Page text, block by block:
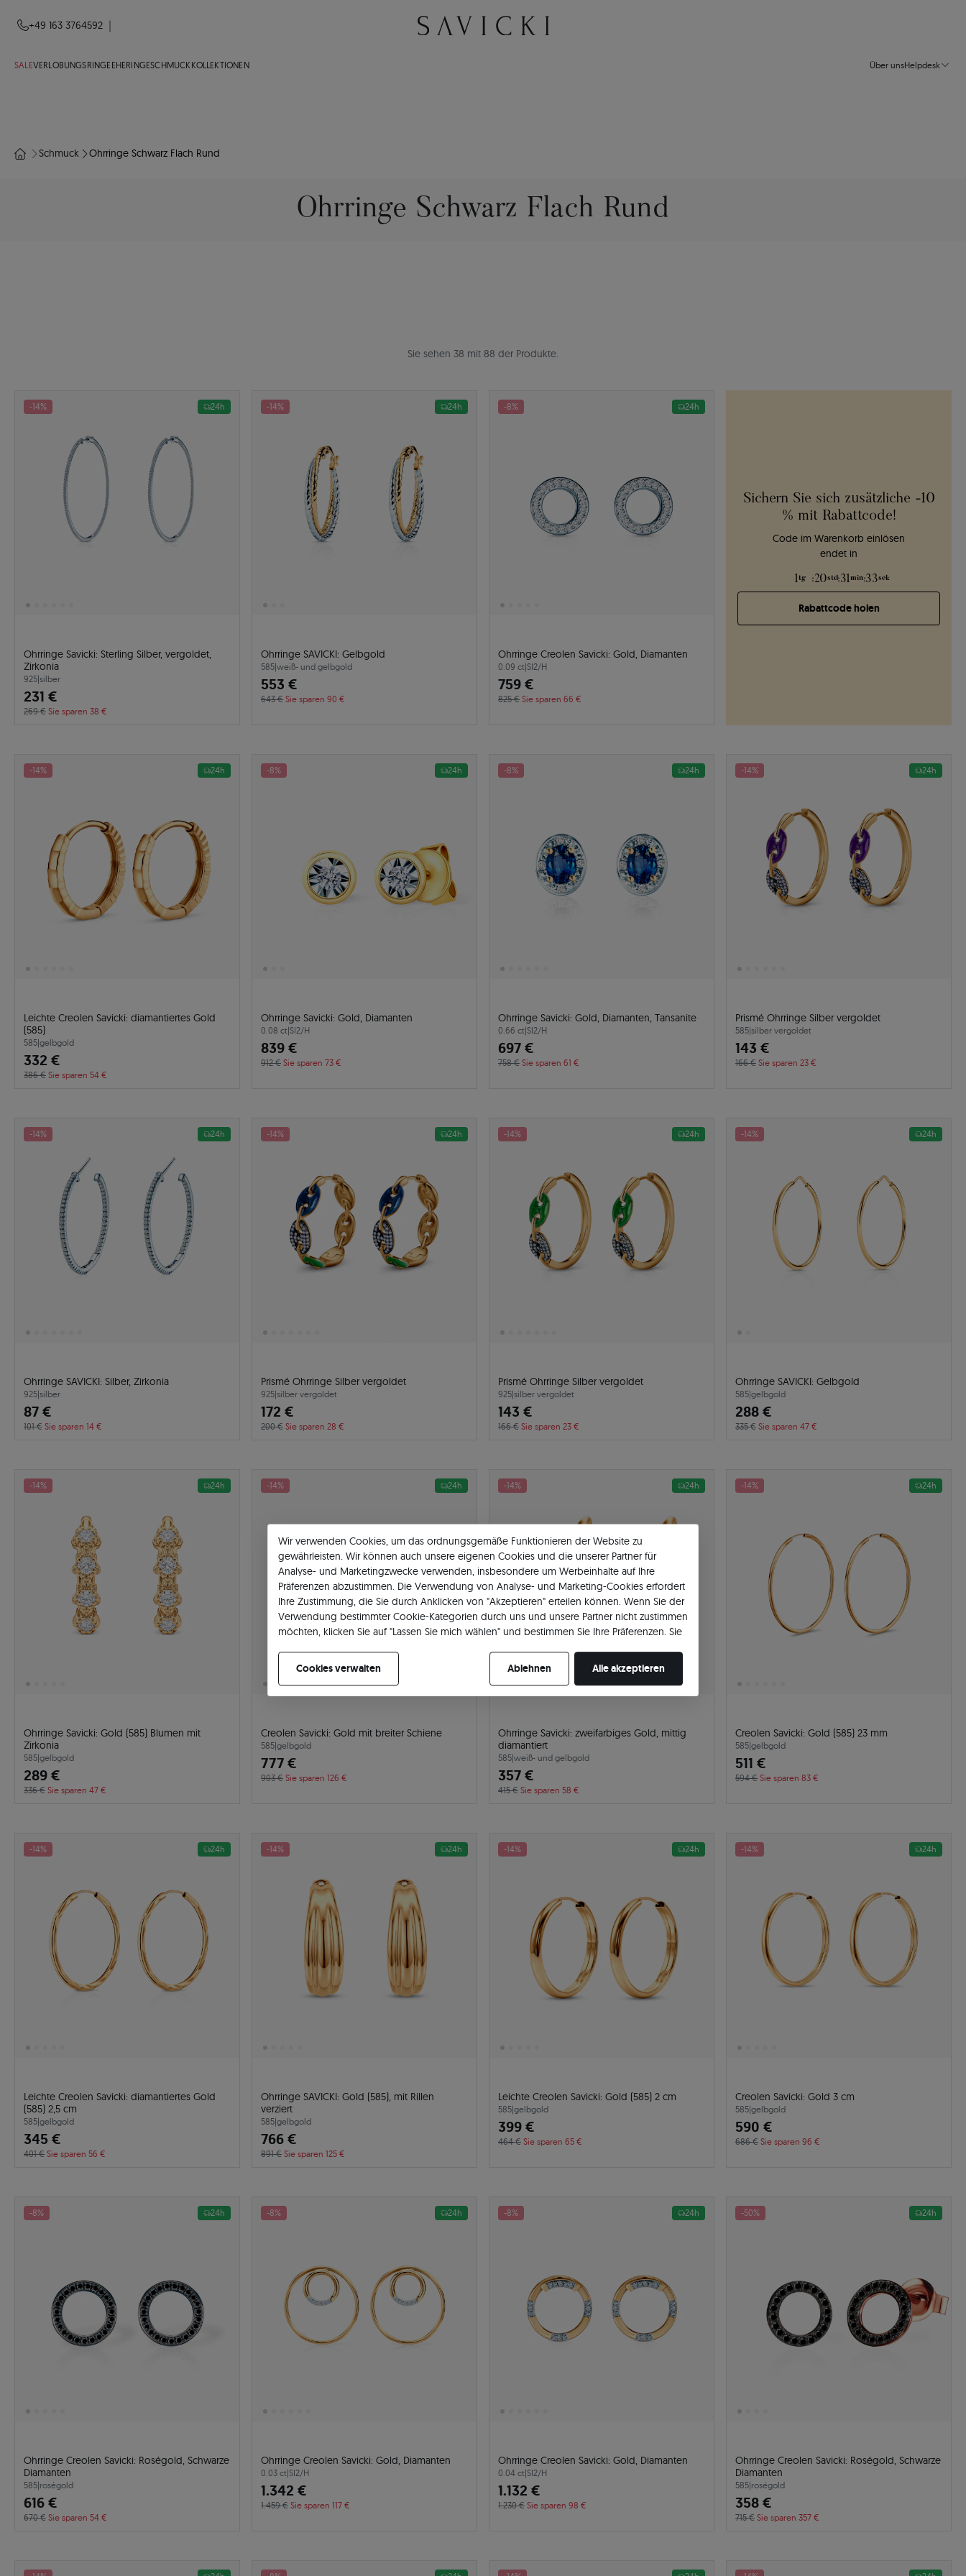
+49 163 3764592
SALEVERLOBUNGSRINGE EHERINGESCHMUCKKOLLEKTIONEN Über unsHelpdesk
Schmuck Ohrringe Schwarz Flach Rund
Ohrringe Schwarz Flach Rund
Sie sehen 38 mit 88 der Produkte.
Sichern Sie sich zusätzliche -10
% mit Rabattcode!
Code im Warenkorb einlösen
endet in
1 tg :20std:31min:32sek
Rabattcode holen
-14% 24h
Ohrringe Savicki: Sterling Silber, vergoldet,
Zirkonia
925|silber
231 €
269 € Sie sparen 38 €
-14% 24h
Ohrringe SAVICKI: Gelbgold
585|weiß- und gelbgold
553 €
643 € Sie sparen 90 €
-8% 24h
Ohrringe Creolen Savicki: Gold, Diamanten
0.09 ct|SI2/H
759 €
825 € Sie sparen 66 €
-14% 24h
Leichte Creolen Savicki: diamantiertes Gold
(585)
585|gelbgold
332 €
386 € Sie sparen 54 €
-8% 24h
Ohrringe Savicki: Gold, Diamanten
0.08 ct|SI2/H
839 €
912 € Sie sparen 73 €
-8% 24h
Ohrringe Savicki: Gold, Diamanten, Tansanite
0.66 ct|SI2/H
697 €
758 € Sie sparen 61 €
-14% 24h
Prismé Ohrringe Silber vergoldet
585|silber vergoldet
143 €
166 € Sie sparen 23 €
-14% 24h
Ohrringe SAVICKI: Silber, Zirkonia
925|silber
87 €
101 € Sie sparen 14 €
-14% 24h
Prismé Ohrringe Silber vergoldet
925|silber vergoldet
172 €
200 € Sie sparen 28 €
-14% 24h
Prismé Ohrringe Silber vergoldet
925|silber vergoldet
143 €
166 € Sie sparen 23 €
-14% 24h
Ohrringe SAVICKI: Gelbgold
585|gelbgold
288 €
335 € Sie sparen 47 €
-14% 24h
Ohrringe Savicki: Gold (585) Blumen mit
Zirkonia
585|gelbgold
289 €
336 € Sie sparen 47 €
-14% 24h
Creolen Savicki: Gold mit breiter Schiene
585|gelbgold
777 €
903 € Sie sparen 126 €
-14% 24h
Ohrringe Savicki: zweifarbiges Gold, mittig
diamantiert
585|weiß- und gelbgold
357 €
415 € Sie sparen 58 €
-14% 24h
Creolen Savicki: Gold (585) 23 mm
585|gelbgold
511 €
594 € Sie sparen 83 €
-14% 24h
Leichte Creolen Savicki: diamantiertes Gold
(585) 2,5 cm
585|gelbgold
345 €
401 € Sie sparen 56 €
-14% 24h
Ohrringe SAVICKI: Gold (585), mit Rillen
verziert
585|gelbgold
766 €
891 € Sie sparen 125 €
-14% 24h
Leichte Creolen Savicki: Gold (585) 2 cm
585|gelbgold
399 €
464 € Sie sparen 65 €
-14% 24h
Creolen Savicki: Gold 3 cm
585|gelbgold
590 €
686 € Sie sparen 96 €
-8% 24h
Ohrringe Creolen Savicki: Roségold, Schwarze
Diamanten
585|roségold
616 €
670 € Sie sparen 54 €
-8% 24h
Ohrringe Creolen Savicki: Gold, Diamanten
0.03 ct|SI2/H
1.342 €
1.459 € Sie sparen 117 €
-8% 24h
Ohrringe Creolen Savicki: Gold, Diamanten
0.04 ct|SI2/H
1.132 €
1.230 € Sie sparen 98 €
-50% 24h
Ohrringe Creolen Savicki: Roségold, Schwarze
Diamanten
585|roségold
358 €
715 € Sie sparen 357 €
Wir verwenden Cookies, um das ordnungsgemäße Funktionieren der Website zu
gewährleisten. Wir können auch unsere eigenen Cookies und die unserer Partner für
Analyse- und Marketingzwecke verwenden, insbesondere um Werbeinhalte auf Ihre
Präferenzen abzustimmen. Die Verwendung von Analyse- und Marketing-Cookies erfordert
Ihre Zustimmung, die Sie durch Anklicken von "Akzeptieren" erteilen können. Wenn Sie der
Verwendung bestimmter Cookie-Kategorien durch uns und unsere Partner nicht zustimmen
möchten, klicken Sie auf "Lassen Sie mich wählen" und bestimmen Sie Ihre Präferenzen. Sie
Cookies verwalten
Ablehnen Alle akzeptieren